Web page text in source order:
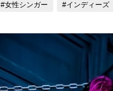
#女性シンガー #インディーズ